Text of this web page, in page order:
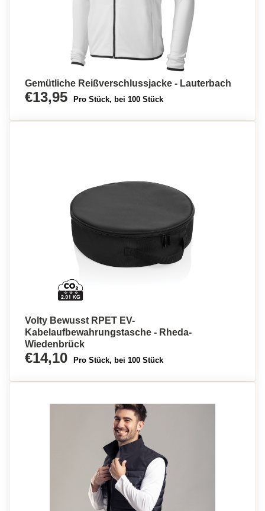
Gemütliche Reißverschlussjacke - Lauterbach
€13,95 Pro Stück, bei 100 Stück
Volty Bewusst RPET EV-
Kabelaufbewahrungstasche - Rheda-
Wiedenbrück
€14,10 Pro Stück, bei 100 Stück